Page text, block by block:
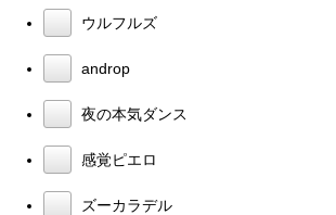
ウルフルズ
androp
夜の本気ダンス
感覚ピエロ
ズーカラデル